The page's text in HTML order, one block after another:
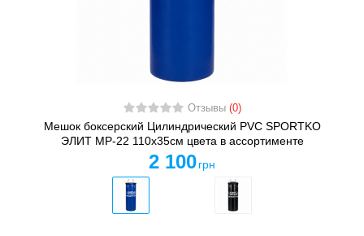
Отзывы (0)
Мешок боксерский Цилиндрический PVC SPORTKO
ЭЛИТ MP-22 110х35см цвета в ассортименте
2 100 грн